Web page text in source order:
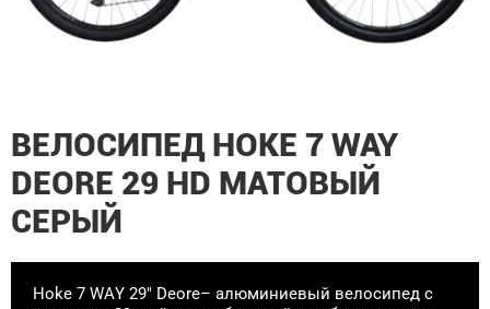
ВЕЛОСИПЕД HOKE 7 WAY
DEORE 29 HD МАТОВЫЙ
СЕРЫЙ
Hoke 7 WAY 29" Deore– алюминиевый велосипед с